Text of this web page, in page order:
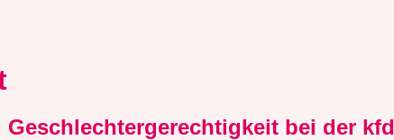
bei der kfd